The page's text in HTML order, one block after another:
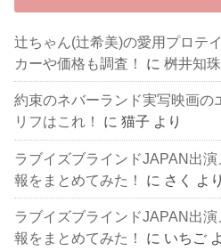
辻ちゃん(辻希美)の愛用プロテ
カーや価格も調査！
に桝井知珠
約束のネバーランド実写映画の
リフはこれ！
に猫子 より
ラブイズブラインドJAPAN出
報をまとめてみた！
に さく より
ラブイズブラインドJAPAN出
報をまとめてみた！
に いちご